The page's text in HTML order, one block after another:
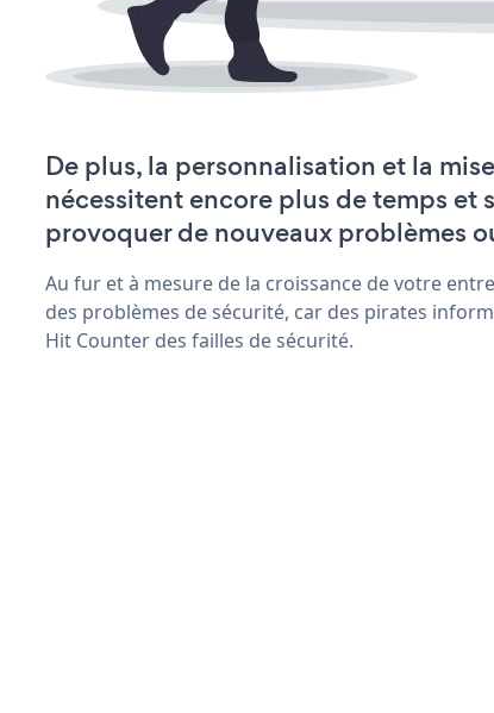
De plus, la personnalisation et la
nécessitent encore plus de temps et
provoquer de nouveaux problèmes
Au fur et à mesure de la croissance de votre
des problèmes de sécurité, car des pirates
Hit Counter des failles de sécurité.